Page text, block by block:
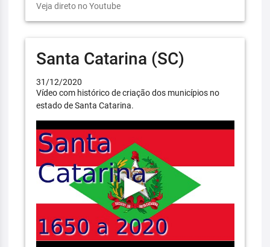
Veja direto no Youtube
Santa Catarina (SC)
31/12/2020
Vídeo com histórico de criação dos municípios no
estado de Santa Catarina.